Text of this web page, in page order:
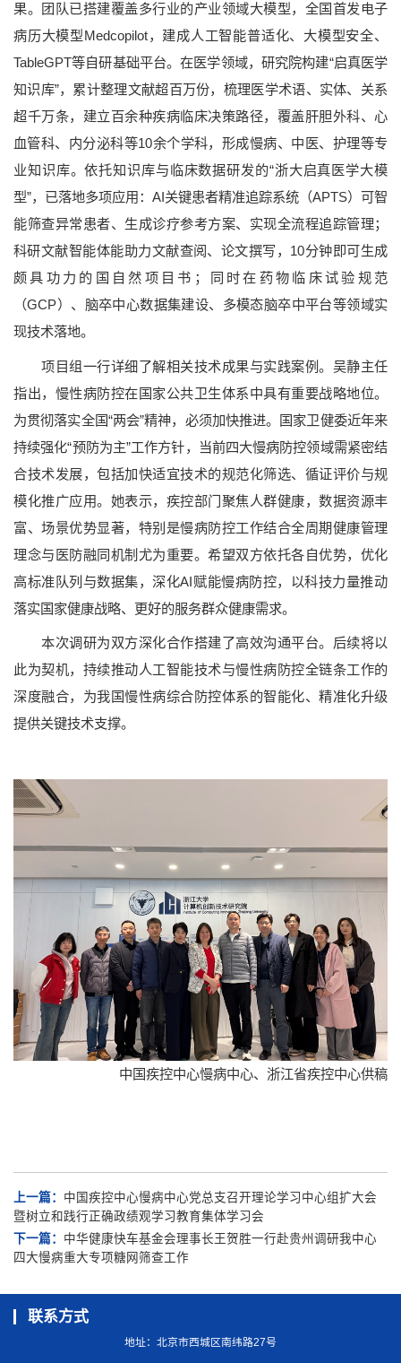
果。团队已搭建覆盖多行业的产业领域大模型，全国首发电子
病历大模型Medcopilot，建成人工智能普适化、大模型安全、
TableGPT等自研基础平台。在医学领域，研究院构建“启真医学
知识库”，累计整理文献超百万份，梳理医学术语、实体、关系
超千万条，建立百余种疾病临床决策路径，覆盖肝胆外科、心
血管科、内分泌科等10余个学科，形成慢病、中医、护理等专
业知识库。依托知识库与临床数据研发的“浙大启真医学大模
型”，已落地多项应用：AI关键患者精准追踪系统（APTS）可智
能筛查异常患者、生成诊疗参考方案、实现全流程追踪管理；
科研文献智能体能助力文献查阅、论文撰写， 10分钟即可生成
颇具功力的 国自然项目书；同时在药物临床试验规范
（GCP） 、脑卒中心数据集建设、多模态脑卒中平台等领域实
现技术落地。
项目组一行详细了解相关技术成果与实践案例。吴静主任
指出，慢性病防控在国家公共卫生体系中具有重要战略地位。
为贯彻落实全国“两会”精神，必须加快推进。国家卫健委近年来
持续强化“预防为主”工作方针，当前四大慢病防控领域需紧密结
合技术发展，包括加快适宜技术的规范化筛选、循证评价与规
模化推广应用。她表示，疾控部门聚焦人群健康，数据资源丰
富、场景优势显著，特别是慢病防控工作结合全周期健康管理
理念与医防融同机制尤为重要。希望双方依托各自优势，优化
高标准队列与数据集，深化AI赋能慢病防控，以科技力量推动
落实国家健康战略、更好的服务群众健康需求。
本次调研为双方深化合作搭建了高效沟通平台。后续将以
此为契机，持续推动人工智能技术与慢性病防控全链条工作的
深度融合，为我国慢性病综合防控体系的智能化、精准化升级
提供关键技术支撑。
中国疾控中心慢病中心、浙江省疾控中心供稿
上一篇： 中国疾控中心慢病中心党总支召开理论学习中心组扩大会
暨树立和践行正确政绩观学习教育集体学习会
下一篇： 中华健康快车基金会理事长王贺胜一行赴贵州调研我中心
四大慢病重大专项糖网筛查工作
联系方式
地址：北京市西城区南纬路27号